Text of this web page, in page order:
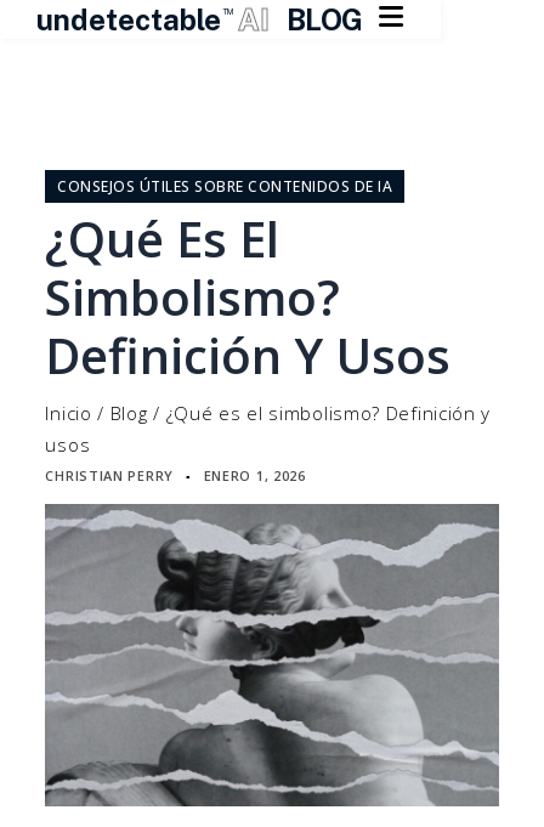
undetectable TM AI BLOG 
contenidoCONSEJOS ÚTILES SOBRE CONTENIDOS DE IA
¿Qué Es El
Simbolismo?
Definición Y Usos
Inicio / Blog / ¿Qué es el simbolismo? Definición y
usos
CHRISTIAN PERRY ▪ ENERO 1, 2026